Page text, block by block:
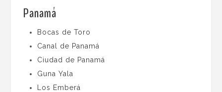
Panamá
Bocas de Toro
Canal de Panamá
Ciudad de Panamá
Guna Yala
Los Emberá